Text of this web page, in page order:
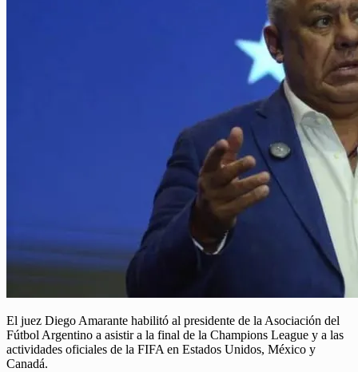
El juez Diego Amarante habilitó al presidente de la Asociación del
Fútbol Argentino a asistir a la final de la Champions League y a las
actividades oficiales de la FIFA en Estados Unidos, México y
Canadá.